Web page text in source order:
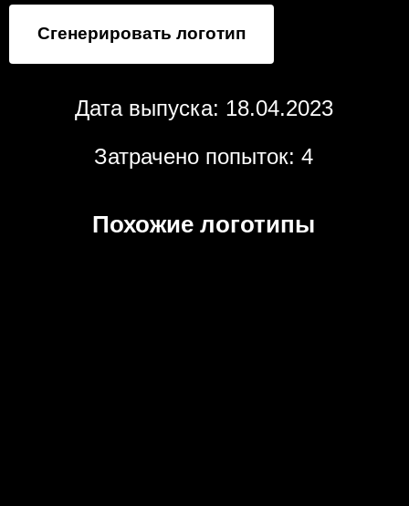
Сгенерировать логотип
Дата выпуска: 18.04.2023
Затрачено попыток: 4
Похожие логотипы